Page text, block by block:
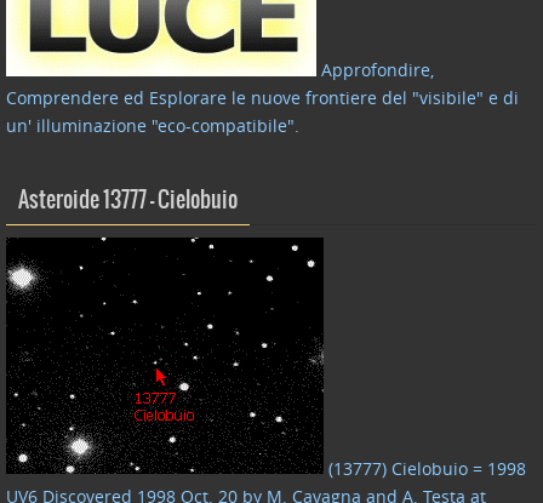
Approfondire,
Comprendere ed Esplorare le nuove frontiere del "visibile" e di
un' illuminazione "eco-compatibile".
Asteroide 13777 – Cielobuio
(13777) Cielobuio = 1998
UV6 Discovered 1998 Oct. 20 by M. Cavagna and A. Testa at